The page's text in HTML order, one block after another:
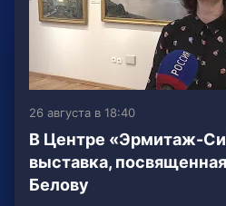
26 августа в 18:40
В Центре «Эрмитаж-
выставка,
Белову